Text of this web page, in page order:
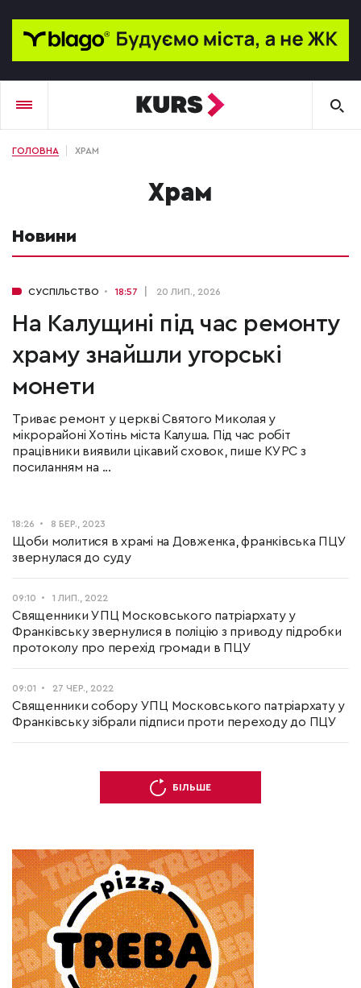
ГОЛОВНА ХРАМ
храм
Новини
СУСПІЛЬСТВО 18:57 20 ЛИП., 2026
На Калущині під час ремонту
храму знайшли угорські
монети
Триває ремонт у церкві Святого Миколая у
мікрорайоні Хотінь міста Калуша. Під час робіт
працівники виявили цікавий сховок, пише КУРС з
посиланням на ...
18:26 8 БЕР., 2023
Щоби молитися в храмі на Довженка, франківська ПЦУ
звернулася до суду
09:10 1 ЛИП., 2022
Священники УПЦ Московського патріархату у
Франківську звернулися в поліцію з приводу підробки
протоколу про перехід громади в ПЦУ
09:01 27 ЧЕР., 2022
Священники собору УПЦ Московського патріархату у
Франківську зібрали підписи проти переходу до ПЦУ
БІЛЬШЕ